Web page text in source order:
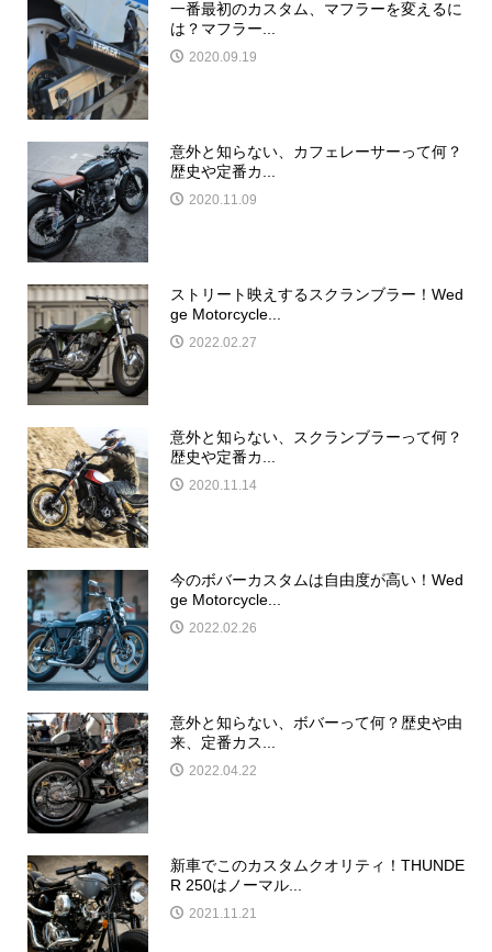
一番最初のカスタム、マフラーを変えるに
は？マフラー...
2020.09.19
意外と知らない、カフェレーサーって何？
歴史や定番カ...
2020.11.09
ストリート映えするスクランブラー！Wed
ge Motorcycle...
2022.02.27
意外と知らない、スクランブラーって何？
歴史や定番カ...
2020.11.14
今のボバーカスタムは自由度が高い！Wed
ge Motorcycle...
2022.02.26
意外と知らない、ボバーって何？歴史や由
来、定番カス...
2022.04.22
新車でこのカスタムクオリティ！THUNDE
R 250はノーマル...
2021.11.21